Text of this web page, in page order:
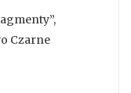
Czarne